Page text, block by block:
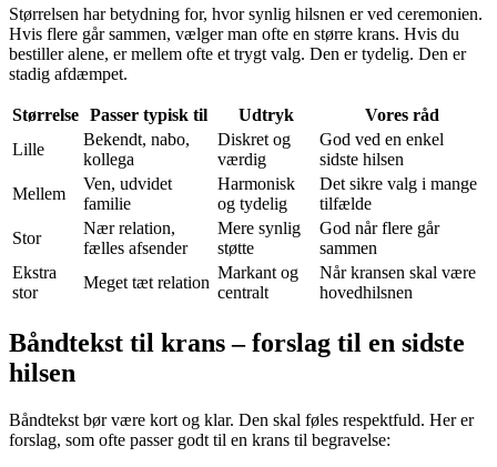
Størrelsen har betydning for, hvor synlig hilsnen er ved ceremonien.
Hvis flere går sammen, vælger man ofte en større krans. Hvis du
bestiller alene, er mellem ofte et trygt valg. Den er tydelig. Den er
stadig afdæmpet.
Størrelse Passer typisk til Udtryk
Vores råd
Lille
Bekendt, nabo,
kollega
Diskret og
værdig
God ved en enkel
sidste hilsen
Mellem
Ven, udvidet
familie
Harmonisk
og tydelig
Det sikre valg i mange
tilfælde
Stor
Nær relation,
fælles afsender
Mere synlig
støtte
God når flere går
sammen
Ekstra
stor
Meget tæt relation
Markant og
centralt
Når kransen skal være
hovedhilsnen
Båndtekst til krans – forslag til en sidste
hilsen
Båndtekst bør være kort og klar. Den skal føles respektfuld. Her er
forslag, som ofte passer godt til en krans til begravelse: